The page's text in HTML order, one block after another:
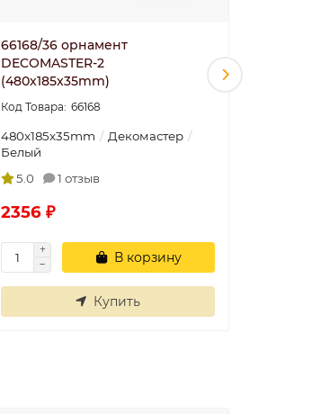
66168/36 орнамент
DECOMASTER-2
(480x185x35mm)
66168
480x185x35mm
Декомастер
Белый
5.0
1 отзыв
2356 ₽
В корзину
Купить